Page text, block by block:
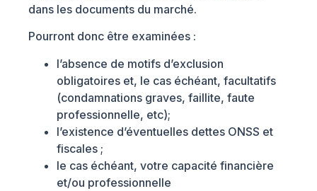
dans les documents du marché.
Pourront donc être examinées :
l’absence de motifs d’exclusion
obligatoires et, le cas échéant, facultatifs
(condamnations graves, faillite, faute
professionnelle, etc);
l’existence d’éventuelles dettes ONSS et
fiscales ;
le cas échéant, votre capacité financière
et/ou professionnelle